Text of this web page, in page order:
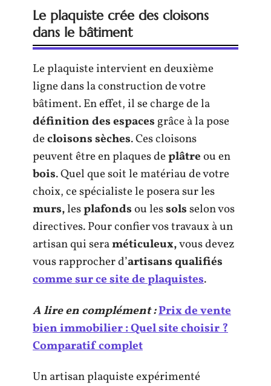
Le plaquiste crée des cloisons
dans le bâtiment
Le plaquiste intervient en deuxième
ligne dans la construction de votre
bâtiment. En effet, il se charge de la
définition des espaces grâce à la pose
decloisons sèches. Ces cloisons
peuvent être en plaques deplâtreou en
bois. Quel que soit le matériau de votre
choix, ce spécialiste le posera sur les
murs,lesplafondsou lessolsselon vos
directives. Pour confier vos travaux à un
artisan qui seraméticuleux,vous devez
vous rapprocher d’artisans qualifiés
comme sur ce site de plaquistes.
A lire en complément :Prix de vente
bien immobilier : Quel site choisir ?
Comparatif complet
Un artisan plaquiste expérimenté